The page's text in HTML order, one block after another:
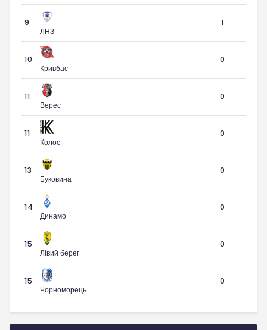
9
ЛНЗ
1
10
Кривбас
0
11
Верес
0
11
Колос
0
13
Буковина
0
14
Динамо
0
15
Лівий берег
0
15
Чорноморець
0